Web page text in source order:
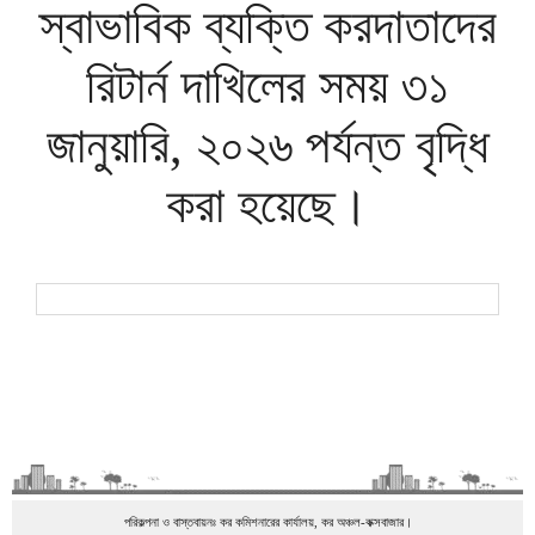
স্বাভাবিক ব্যক্তি করদাতাদের
রিটার্ন দাখিলের সময় ৩১
জানুয়ারি, ২০২৬ পর্যন্ত বৃদ্ধি
করা হয়েছে।
পরিকল্পনা ও বাস্তবায়নঃ কর কমিশনারের কার্যালয়, কর অঞ্চল-কক্সবাজার।